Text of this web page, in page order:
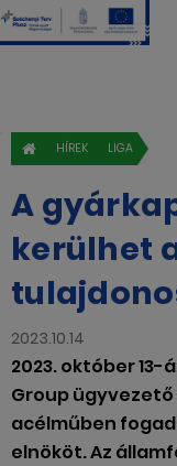
HÍREK LIGA
A
kerülhet
2023.10.14
2023. október 13-
Group
acélműben
elnököt. Az